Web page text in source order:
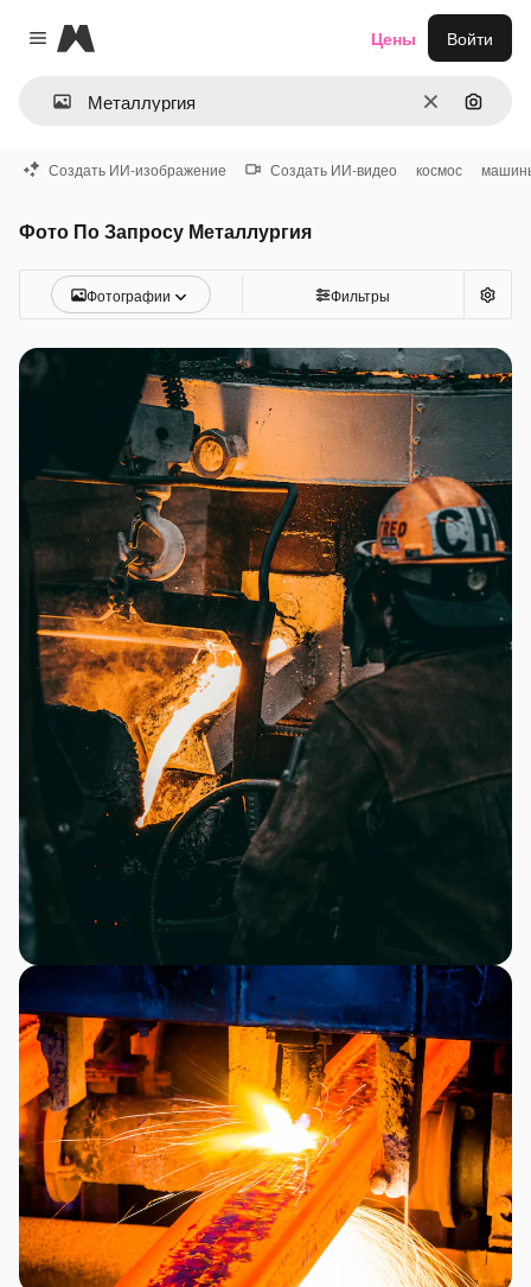
Close menu
Magnific
ОчиститьПоиск
Цены Войти
Создать ИИ-изображение Создать ИИ-видео космос
Фото По Запросу Металлургия
Фотографии Фильтры